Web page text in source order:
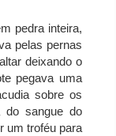
pedra inteira,
pelas pernas
deixando o
pegava uma
sobre os
do sangue do
um troféu para